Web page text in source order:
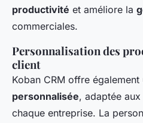
productivité et améliore la
commerciales.
Personnalisation des
client
Koban CRM offre également
personnalisée, adaptée
chaque entreprise. La